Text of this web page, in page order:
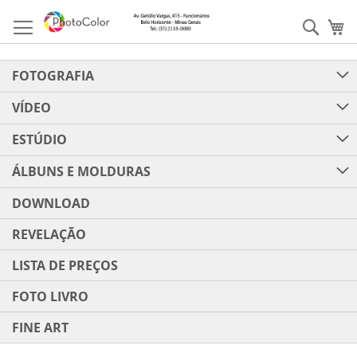
para
o
FOTOGRAFIA
VÍDEO
ESTÚDIO
ÁLBUNS E MOLDURAS
DOWNLOAD
REVELAÇÃO
LISTA DE PREÇOS
FOTO LIVRO
FINE ART